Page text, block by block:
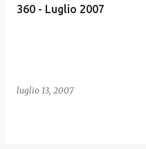
360 - Luglio 2007
luglio 13, 2007